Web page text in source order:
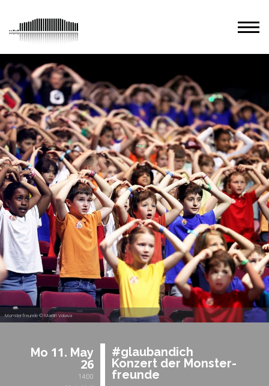
Monsterfreunde © Martin Votava
Mo 11. May
26
14:00
#glau­ban­dich
Kon­zert der Mons­ter­
freun­de